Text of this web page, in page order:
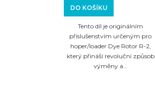
DO KOŠÍKU
Tento díl je originálním
příslušenstvím určeným pro
hoper/loader Dye Rotor R-2,
který přináší revoluční způsob
výměny a...